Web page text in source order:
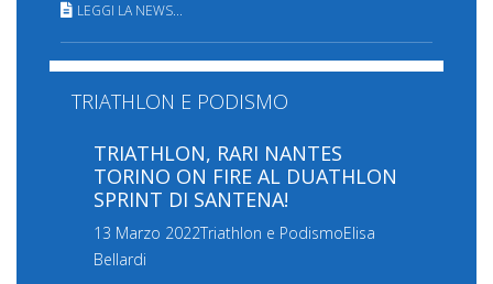
LEGGI LA NEWS...
TRIATHLON E PODISMO
TRIATHLON, RARI NANTES
TORINO ON FIRE AL DUATHLON
SPRINT DI SANTENA!
13 Marzo 2022Triathlon e PodismoElisa
Bellardi